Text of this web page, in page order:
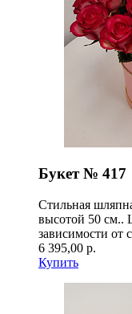
Букет № 417
Стильная
высотой 50 см..
зависимости от
6 395,00 р.
Купить